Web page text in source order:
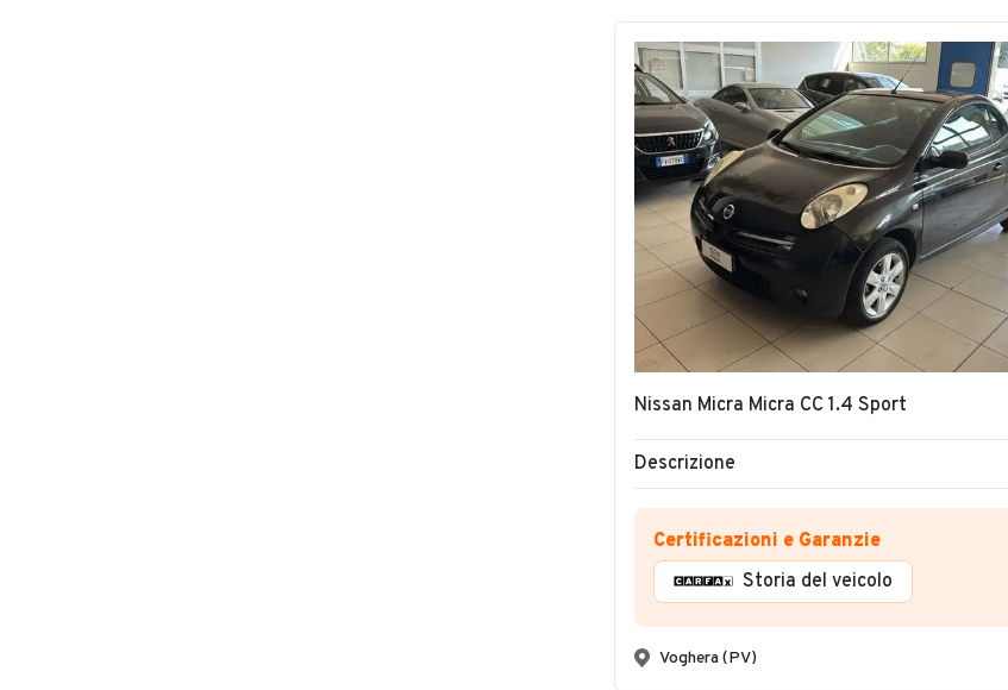
Nissan Micra Micra CC 1.4 Sport
Descrizione
Certificazioni e Garanzie
Storia del veicolo
Voghera (PV)